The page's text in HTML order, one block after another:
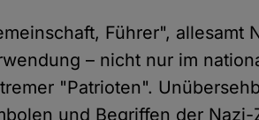
Führer", allesamt
– nicht nur im
"Patrioten".
und Begriffen der